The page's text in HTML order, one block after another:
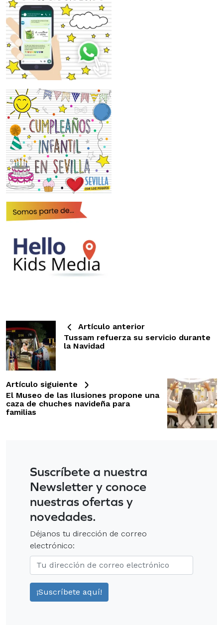
Artículo anterior
Tussam refuerza su servicio durante
la Navidad
Artículo siguiente
El Museo de las Ilusiones propone una
caza de chuches navideña para
familias
Suscríbete a nuestra
Newsletter y conoce
nuestras ofertas y
novedades.
Déjanos tu dirección de correo
electrónico: